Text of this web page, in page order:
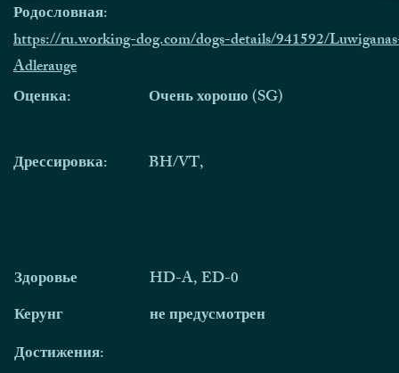
Родословная:
https://ru.working-dog.com/dogs-details/941592/
Adlerauge
Оценка:
Очень хорошо (SG)
Дрессировка: BH/VT,
Здоровье
Керунг
HD-A, ED-0
не предусмотрен
Достижения: